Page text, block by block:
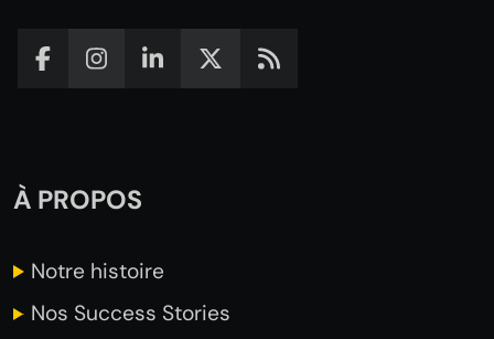
À PROPOS
Notre histoire
Nos Success Stories